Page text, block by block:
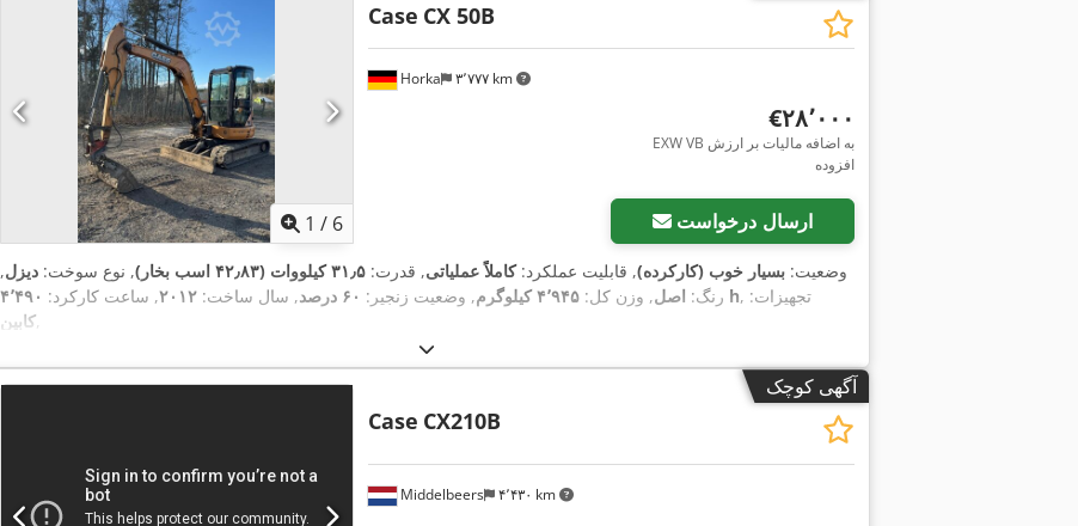
1 / 6
Horka ۳٬۷۷۷ km
Case CX 50B
‎€۲۸٬۰۰۰
EXW VB به اضافه مالیات بر ارزش
افزوده
ارسال درخواست
وضعیت: بسیار خوب (کارکرده), قابلیت عملکرد:کاملاً عملیاتی, قدرت: ۳۱٫۵ کیلووات (۴۲٫۸۳ اسب بخار) , نوع سوخت: دیزل,
رنگ: اصل, وزن کل: ۴٬۹۴۵ کیلوگرم , وضعیت زنجیر: ۶۰ درصد , سال ساخت: ۲۰۱۲, ساعت کارکرد: ۴٬۴۹۰ h , تجهیزات:
کابین,
آگهی کوچک
Middelbeers ۴٬۴۳۰ km
Case CX210B